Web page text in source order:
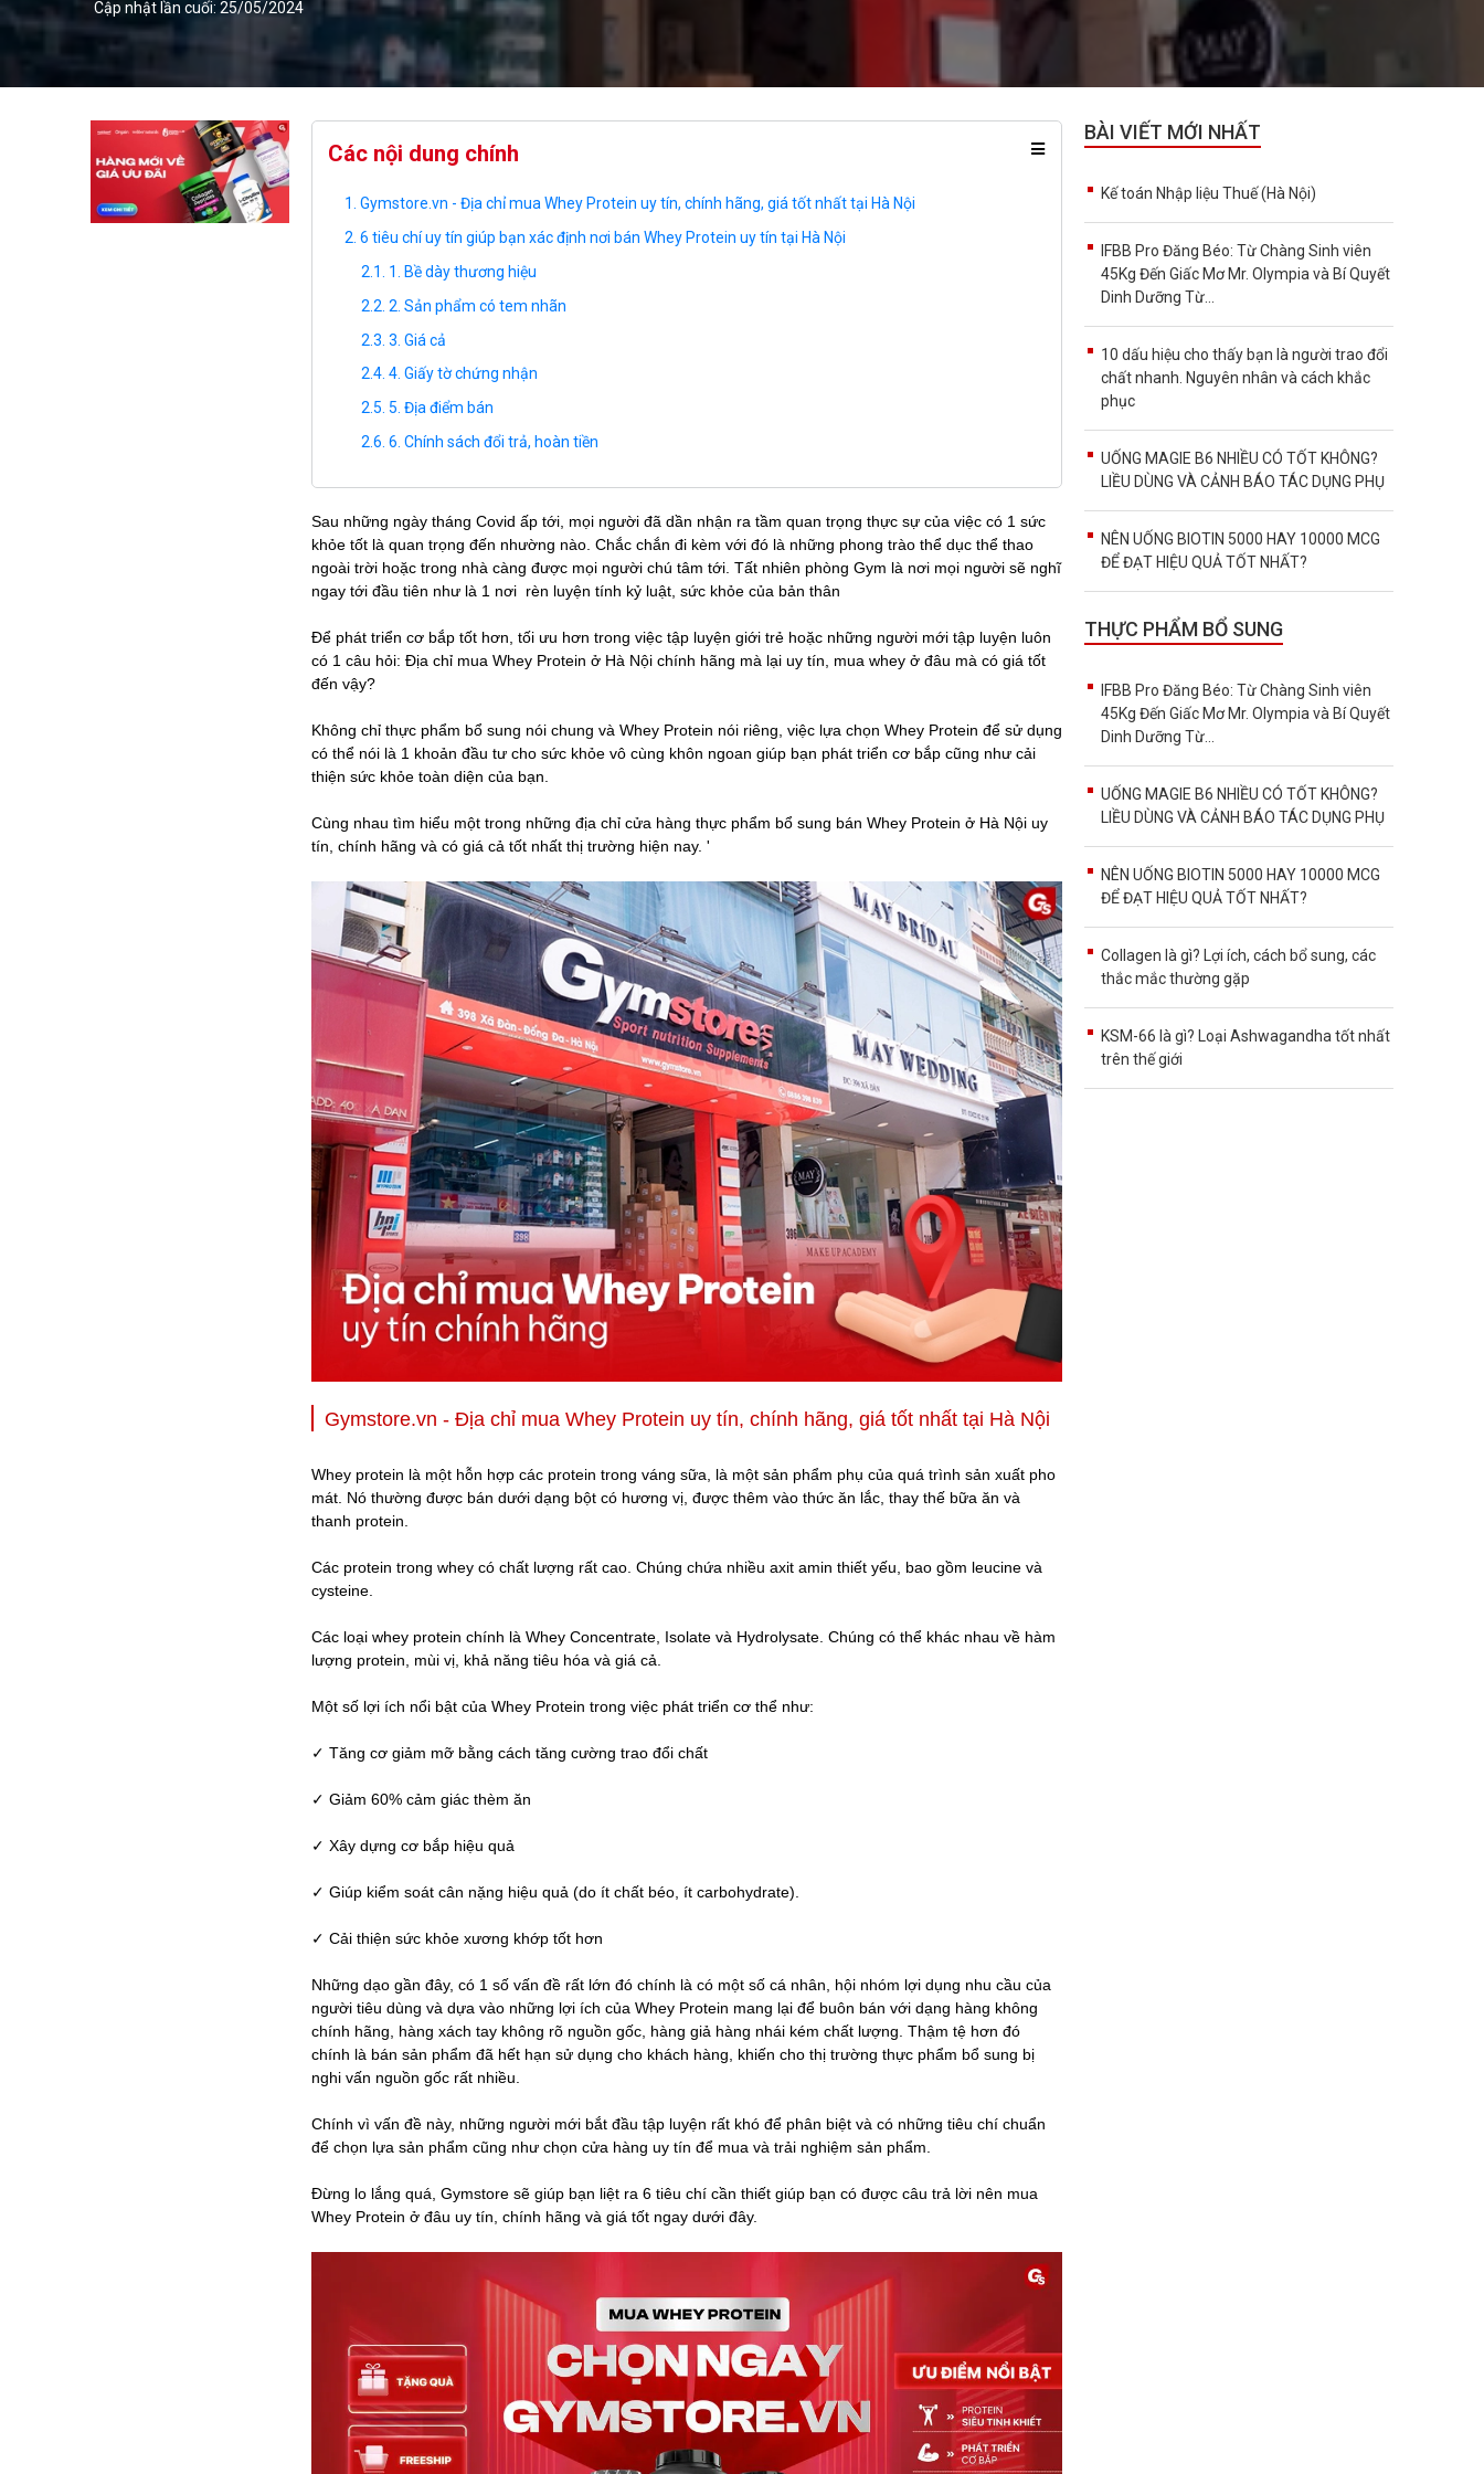
Cập nhật lần cuối: 25/05/2024
Các nội dung chính
Gymstore.vn - Địa chỉ mua Whey Protein uy tín, chính hãng, giá tốt nhất tại Hà Nội
6 tiêu chí uy tín giúp bạn xác định nơi bán Whey Protein uy tín tại Hà Nội
1. Bề dày thương hiệu
2. Sản phẩm có tem nhãn
3. Giá cả
4. Giấy tờ chứng nhận
5. Địa điểm bán
6. Chính sách đổi trả, hoàn tiền
Sau những ngày tháng Covid ấp tới, mọi người đã dần nhận ra tầm quan trọng thực sự của việc có 1 sức
khỏe tốt là quan trọng đến nhường nào. Chắc chắn đi kèm với đó là những phong trào thể dục thể thao
ngoài trời hoặc trong nhà càng được mọi người chú tâm tới. Tất nhiên phòng Gym là nơi mọi người sẽ nghĩ
ngay tới đầu tiên như là 1 nơi rèn luyện tính kỷ luật, sức khỏe của bản thân
Để phát triển cơ bắp tốt hơn, tối ưu hơn trong việc tập luyện giới trẻ hoặc những người mới tập luyện luôn
có 1 câu hỏi: Địa chỉ mua Whey Protein ở Hà Nội chính hãng mà lại uy tín, mua whey ở đâu mà có giá tốt
đến vậy?
Không chỉ thực phẩm bổ sung nói chung và Whey Protein nói riêng, việc lựa chọn Whey Protein để sử dụng
có thể nói là 1 khoản đầu tư cho sức khỏe vô cùng khôn ngoan giúp bạn phát triển cơ bắp cũng như cải
thiện sức khỏe toàn diện của bạn.
Cùng nhau tìm hiểu một trong những địa chỉ cửa hàng thực phẩm bổ sung bán Whey Protein ở Hà Nội uy
tín, chính hãng và có giá cả tốt nhất thị trường hiện nay. '
Gymstore.vn - Địa chỉ mua Whey Protein uy tín, chính hãng, giá tốt nhất tại Hà Nội
Whey protein là một hỗn hợp các protein trong váng sữa, là một sản phẩm phụ của quá trình sản xuất pho
mát. Nó thường được bán dưới dạng bột có hương vị, được thêm vào thức ăn lắc, thay thế bữa ăn và
thanh protein.
Các protein trong whey có chất lượng rất cao. Chúng chứa nhiều axit amin thiết yếu, bao gồm leucine và
cysteine.
Các loại whey protein chính là Whey Concentrate, Isolate và Hydrolysate. Chúng có thể khác nhau về hàm
lượng protein, mùi vị, khả năng tiêu hóa và giá cả.
Một số lợi ích nổi bật của Whey Protein trong việc phát triển cơ thể như:
✓ Tăng cơ giảm mỡ bằng cách tăng cường trao đổi chất
✓ Giảm 60% cảm giác thèm ăn
✓ Xây dựng cơ bắp hiệu quả
✓ Giúp kiểm soát cân nặng hiệu quả (do ít chất béo, ít carbohydrate).
✓ Cải thiện sức khỏe xương khớp tốt hơn
Những dạo gần đây, có 1 số vấn đề rất lớn đó chính là có một số cá nhân, hội nhóm lợi dụng nhu cầu của
người tiêu dùng và dựa vào những lợi ích của Whey Protein mang lại để buôn bán với dạng hàng không
chính hãng, hàng xách tay không rõ nguồn gốc, hàng giả hàng nhái kém chất lượng. Thậm tệ hơn đó
chính là bán sản phẩm đã hết hạn sử dụng cho khách hàng, khiến cho thị trường thực phẩm bổ sung bị
nghi vấn nguồn gốc rất nhiều.
Chính vì vấn đề này, những người mới bắt đầu tập luyện rất khó để phân biệt và có những tiêu chí chuẩn
để chọn lựa sản phẩm cũng như chọn cửa hàng uy tín để mua và trải nghiệm sản phẩm.
Đừng lo lắng quá, Gymstore sẽ giúp bạn liệt ra 6 tiêu chí cần thiết giúp bạn có được câu trả lời nên mua
Whey Protein ở đâu uy tín, chính hãng và giá tốt ngay dưới đây.
BÀI VIẾT MỚI NHẤT
Kế toán Nhập liệu Thuế (Hà Nội)
IFBB Pro Đăng Béo: Từ Chàng Sinh viên
45Kg Đến Giấc Mơ Mr. Olympia và Bí Quyết
Dinh Dưỡng Từ...
10 dấu hiệu cho thấy bạn là người trao đổi
chất nhanh. Nguyên nhân và cách khắc
phục
UỐNG MAGIE B6 NHIỀU CÓ TỐT KHÔNG?
LIỀU DÙNG VÀ CẢNH BÁO TÁC DỤNG PHỤ
NÊN UỐNG BIOTIN 5000 HAY 10000 MCG
ĐỂ ĐẠT HIỆU QUẢ TỐT NHẤT?
THỰC PHẨM BỔ SUNG
IFBB Pro Đăng Béo: Từ Chàng Sinh viên
45Kg Đến Giấc Mơ Mr. Olympia và Bí Quyết
Dinh Dưỡng Từ...
UỐNG MAGIE B6 NHIỀU CÓ TỐT KHÔNG?
LIỀU DÙNG VÀ CẢNH BÁO TÁC DỤNG PHỤ
NÊN UỐNG BIOTIN 5000 HAY 10000 MCG
ĐỂ ĐẠT HIỆU QUẢ TỐT NHẤT?
Collagen là gì? Lợi ích, cách bổ sung, các
thắc mắc thường gặp
KSM-66 là gì? Loại Ashwagandha tốt nhất
trên thế giới